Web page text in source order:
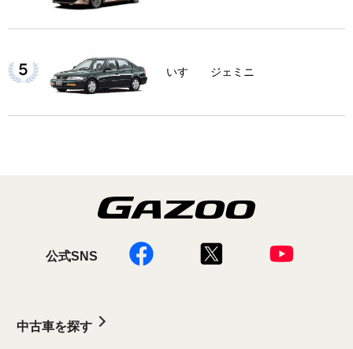
いすゞ ジェミニ
公式SNS
中古車を探す